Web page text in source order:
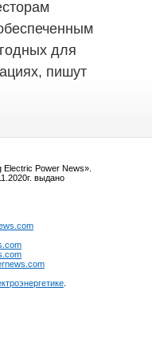
для
пишут
Power News».
выдано